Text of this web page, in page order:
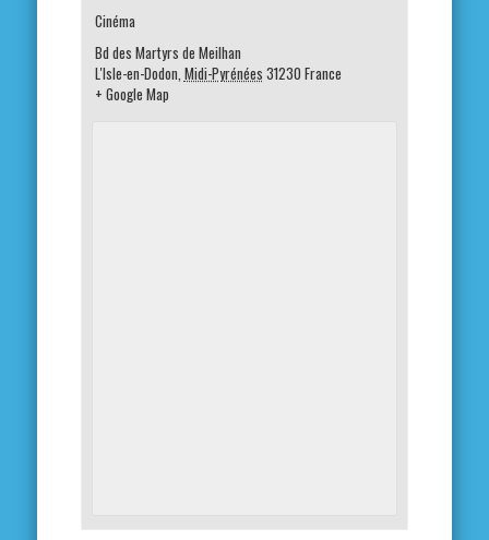
Cinéma
Bd des Martyrs de Meilhan
L'Isle-en-Dodon Midi-Pyrénées 31230 France
+ Google Map